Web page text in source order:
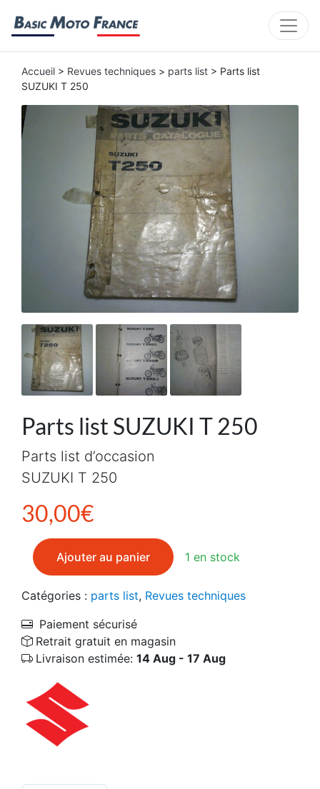
Accueil > Revues techniques > parts list > Parts list
SUZUKI T 250
Parts list SUZUKI T 250
30,00€
Parts list d’occasion
SUZUKI T 250
1 en stock
quantité de Parts list SUZUKI T 250
Ajouter au panier
Catégories : parts list, Revues techniques
Paiement sécurisé
Retrait gratuit en magasin
Livraison estimée: 14 Aug - 17 Aug